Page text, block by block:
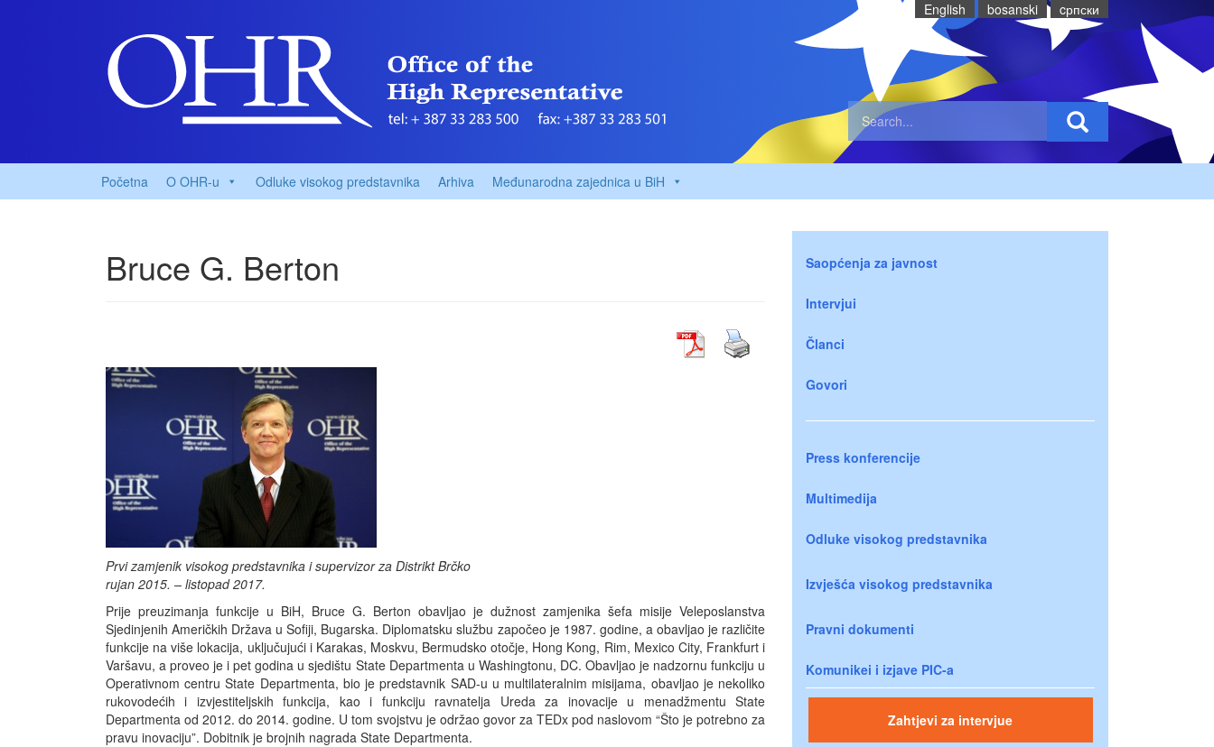
English bosanski cрпски
Početna O OHR-u Odluke visokog predstavnika Arhiva Međunarodna zajednica u BiH
Bruce G. Berton
Prvi zamjenik visokog predstavnika i supervizor za Distrikt Brčko
rujan 2015. – listopad 2017.
Prije preuzimanja funkcije u BiH, Bruce G. Berton obavljao je dužnost zamjenika šefa misije Veleposlanstva
Sjedinjenih Američkih Država u Sofiji, Bugarska. Diplomatsku službu započeo je 1987. godine, a obavljao je različite
funkcije na više lokacija, uključujući i Karakas, Moskvu, Bermudsko otočje, Hong Kong, Rim, Mexico City, Frankfurt i
Varšavu, a proveo je i pet godina u sjedištu State Departmenta u Washingtonu, DC. Obavljao je nadzornu funkciju u
Operativnom centru State Departmenta, bio je predstavnik SAD-u u multilateralnim misijama, obavljao je nekoliko
rukovodećih i izvjestiteljskih funkcija, kao i funkciju ravnatelja Ureda za inovacije u menadžmentu State
Departmenta od 2012. do 2014. godine. U tom svojstvu je održao govor za TEDx pod naslovom “Što je potrebno za
pravu inovaciju”. Dobitnik je brojnih nagrada State Departmenta.
Saopćenja za javnost
Intervjui
Članci
Govori
Press konferencije
Multimedija
Odluke visokog predstavnika
Izvješća visokog predstavnika
Pravni dokumenti
Komunikei i izjave PIC-a
Zahtjevi za intervjue